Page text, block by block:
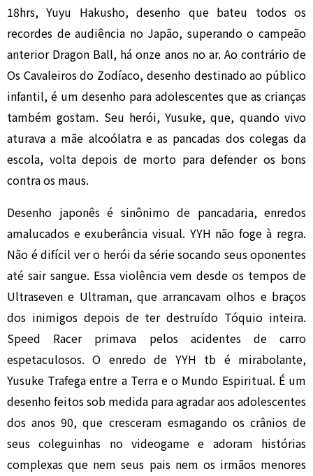
18hrs, Yuyu Hakusho, desenho que bateu todos os
recordes de audiência no Japão, superando o campeão
anterior Dragon Ball, há onze anos no ar. Ao contrário de
Os Cavaleiros do Zodíaco, desenho destinado ao público
infantil, é um desenho para adolescentes que as crianças
também gostam. Seu herói, Yusuke, que, quando vivo
aturava a mãe alcoólatra e as pancadas dos colegas da
escola, volta depois de morto para defender os bons
contra os maus.
Desenho japonês é sinônimo de pancadaria, enredos
amalucados e exuberância visual. YYH não foge à regra.
Não é difícil ver o herói da série socando seus oponentes
até sair sangue. Essa violência vem desde os tempos de
Ultraseven e Ultraman, que arrancavam olhos e braços
dos inimigos depois de ter destruído Tóquio inteira.
Speed Racer primava pelos acidentes de carro
espetaculosos. O enredo de YYH tb é mirabolante,
Yusuke Trafega entre a Terra e o Mundo Espiritual. É um
desenho feitos sob medida para agradar aos adolescentes
dos anos 90, que cresceram esmagando os crânios de
seus coleguinhas no videogame e adoram histórias
complexas que nem seus pais nem os irmãos menores